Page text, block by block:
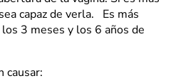
capaz de verla. Es más
3 meses y los 6 años de
causar: